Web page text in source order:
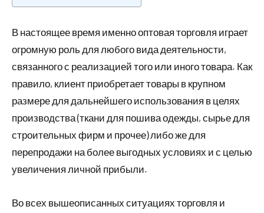
В настоящее время именно оптовая торговля играет
огромную роль для любого вида деятельности,
связанного с реализацией того или иного товара. Как
правило, клиент приобретает товары в крупном
размере для дальнейшего использования в целях
производства (ткани для пошива одежды, сырье для
строительных фирм и прочее) либо же для
перепродажи на более выгодных условиях и с целью
увеличения личной прибыли.
Во всех вышеописанных ситуациях торговля и